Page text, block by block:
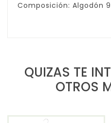
Composición: Algodón
QUIZAS TE
OTROS